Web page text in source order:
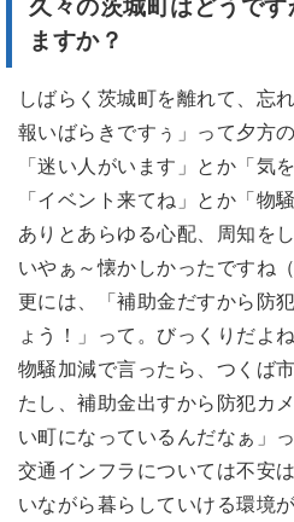
久々の茨城町はどうで
ますか？
しばらく茨城町を離れて、忘
報いばらきですぅ」って夕方
「迷い人がいます」とか「気
「イベント来てね」とか「物
ありとあらゆる心配、周知を
いやぁ～懐かしかったですね（
更には、「補助金だすから防
ょう！」って。びっくりだよね
物騒加減で言ったら、つくば
たし、補助金出すから防犯カ
い町になっているんだなぁ」
交通インフラについては不安
いながら暮らしていける環境